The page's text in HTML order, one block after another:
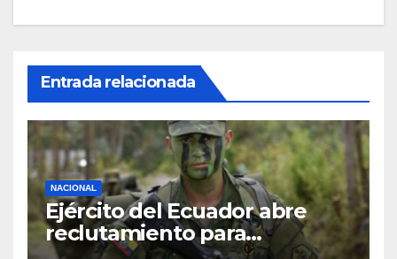
Entrada relacionada
NACIONAL
Ejército del Ecuador abre
reclutamiento para